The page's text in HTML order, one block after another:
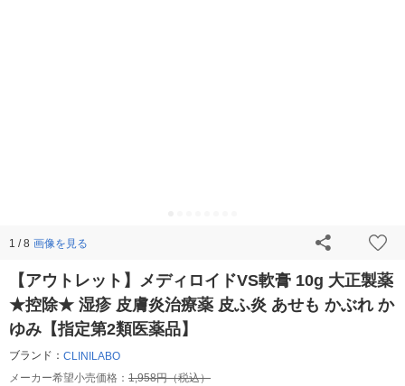
1 / 8 画像を見る
【アウトレット】メディロイドVS軟膏 10g 大正製薬
★控除★ 湿疹 皮膚炎治療薬 皮ふ炎 あせも かぶれ か
ゆみ【指定第2類医薬品】
ブランド： CLINILABO
メーカー希望小売価格： 1,958円（税込）